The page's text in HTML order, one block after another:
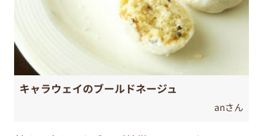
キャラウェイのブールドネージュ
anさん